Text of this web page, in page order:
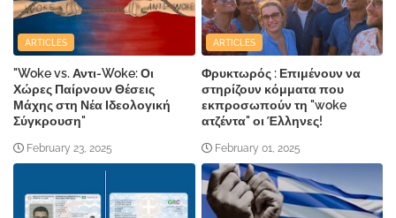
ARTICLES
"Woke vs. Αντι-Woke: Οι
Χώρες Παίρνουν Θέσεις
Μάχης στη Νέα Ιδεολογική
Σύγκρουση"
February 23, 2025
ARTICLES
Φρυκτωρός : Επιμένουν να
στηρίζουν κόμματα που
εκπροσωπούν τη "woke
ατζέντα" οι Έλληνες!
February 01, 2025